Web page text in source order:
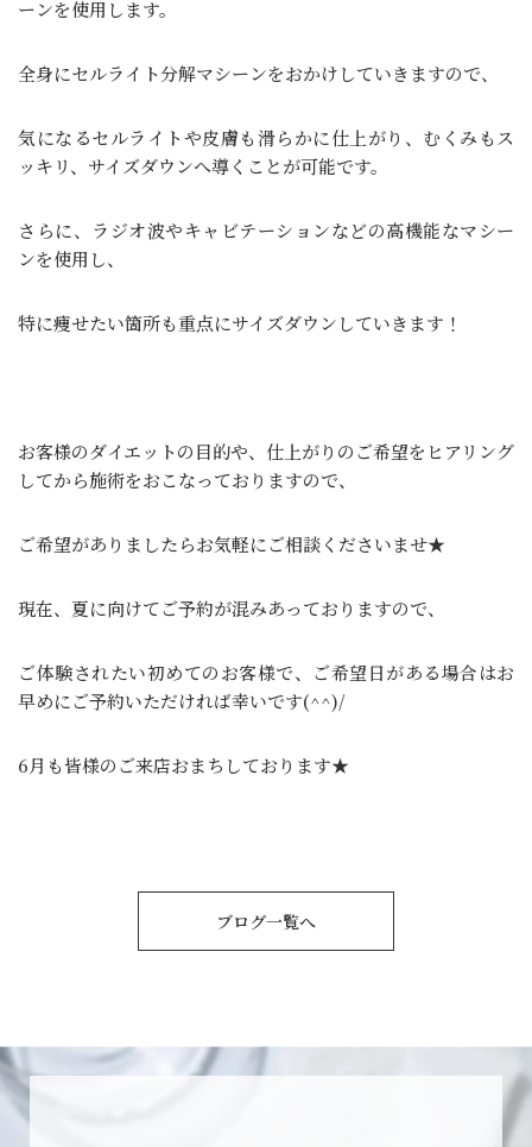
ーンを使用します。
全身にセルライト分解マシーンをおかけしていきますので、
気になるセルライトや皮膚も滑らかに仕上がり、むくみもス
ッキリ、サイズダウンへ導くことが可能です。
さらに、ラジオ波やキャビテーションなどの高機能なマシー
ンを使用し、
特に痩せたい箇所も重点にサイズダウンしていきます！
お客様のダイエットの目的や、仕上がりのご希望をヒアリング
してから施術をおこなっておりますので、
ご希望がありましたらお気軽にご相談くださいませ★
現在、夏に向けてご予約が混みあっておりますので、
ご体験されたい初めてのお客様で、ご希望日がある場合はお
早めにご予約いただければ幸いです(^^)/
6月も皆様のご来店おまちしております★
ブログ一覧へ